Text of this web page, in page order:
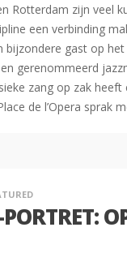
Rotterdam zijn veel
een verbinding
bijzondere gast op
gerenommeerd
zang op zak heeft
de l’Opera sprak